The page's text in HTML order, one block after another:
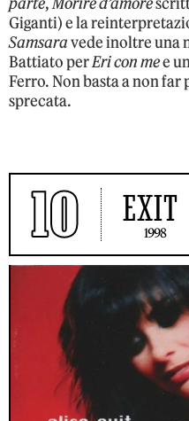
Giganti) e la
Samsaravede inoltre una
Battiato perEri con mee
Ferro. Non basta a non
sprecata.
10 EXIT
1998